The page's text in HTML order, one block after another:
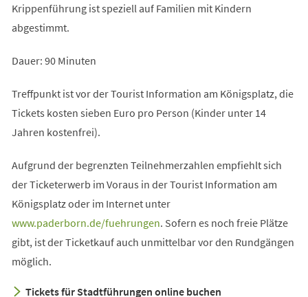
Krippenführung ist speziell auf Familien mit Kindern
abgestimmt.
Dauer: 90 Minuten
Treffpunkt ist vor der Tourist Information am Königsplatz, die
Tickets kosten sieben Euro pro Person (Kinder unter 14
Jahren kostenfrei).
Aufgrund der begrenzten Teilnehmerzahlen empfiehlt sich
der Ticketerwerb im Voraus in der Tourist Information am
Königsplatz oder im Internet unter
www.paderborn.de/fuehrungen
(Öffnet
einem
. Sofern es noch freie Plätze
gibt, ist der Ticketkauf auch unmittelbar vor den Rundgängen
möglich.
Tickets für Stadtführungen online buchen